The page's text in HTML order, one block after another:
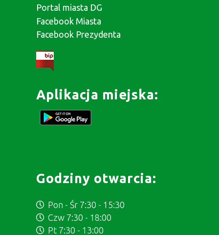
Portal miasta DG
Facebook Miasta
Facebook Prezydenta
Aplikacja miejska:
Godziny otwarcia:
Pon - Śr 7:30 - 15:30
Czw 7:30 - 18:00
Pt 7:30 - 13:00